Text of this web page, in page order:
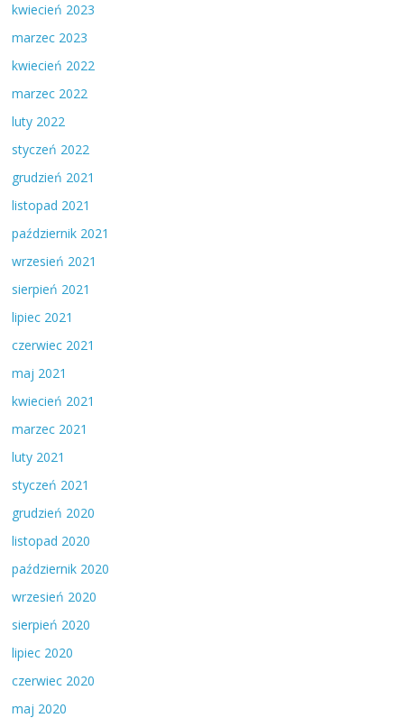
kwiecień 2023
marzec 2023
kwiecień 2022
marzec 2022
luty 2022
styczeń 2022
grudzień 2021
listopad 2021
październik 2021
wrzesień 2021
sierpień 2021
lipiec 2021
czerwiec 2021
maj 2021
kwiecień 2021
marzec 2021
luty 2021
styczeń 2021
grudzień 2020
listopad 2020
październik 2020
wrzesień 2020
sierpień 2020
lipiec 2020
czerwiec 2020
maj 2020